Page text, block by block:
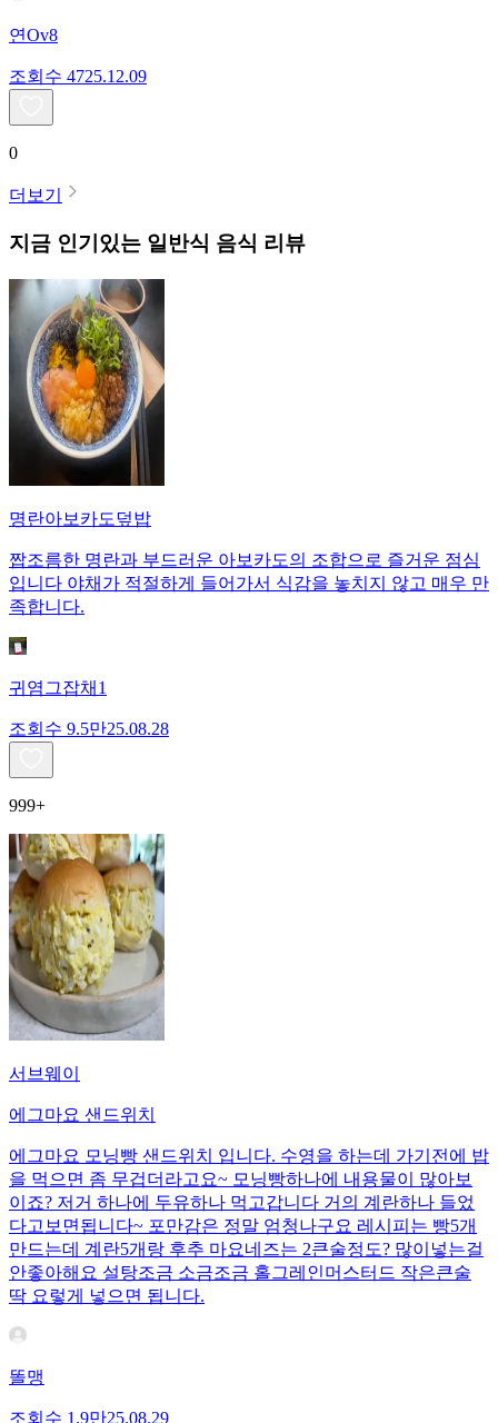
연Ov8
조회수 4725.12.09
0
더보기
지금 인기있는 일반식 음식 리뷰
명란아보카도덮밥
짭조름한 명란과 부드러운 아보카도의 조합으로 즐거운 점심
입니다 야채가 적절하게 들어가서 식감을 놓치지 않고 매우 만
족합니다.
귀염그잡채1
조회수 9.5만25.08.28
999+
서브웨이
에그마요 샌드위치
에그마요 모닝빵 샌드위치 입니다. 수영을 하는데 가기전에 밥
을 먹으면 좀 무겁더라고요~ 모닝빵하나에 내용물이 많아보
이죠? 저거 하나에 두유하나 먹고갑니다 거의 계란하나 들었
다고보면됩니다~ 포만감은 정말 엄청나구요 레시피는 빵5개
만드는데 계란5개랑 후추 마요네즈는 2큰술정도? 많이넣는걸
안좋아해요 설탕조금 소금조금 홀그레인머스터드 작은큰술
딱 요렇게 넣으면 됩니다.
똘맹
조회수 1.9만25.08.29